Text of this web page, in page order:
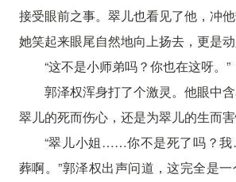
接受眼前之事。翠儿也看见了他，冲
她笑起来眼尾自然地向上扬去，更是动
“这不是小师弟吗？你也在这呀。”
郭泽权浑身打了个激灵。他眼中
翠儿的死而伤心，还是为翠儿的生而害
“翠儿小姐……你不是死了吗？
葬啊。”郭泽权出声问道，这完全是